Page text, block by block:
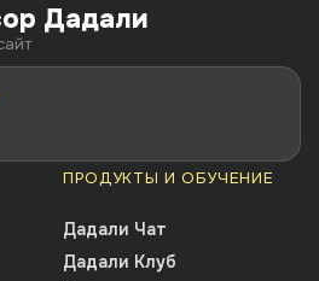
Дадали
ПРОДУКТЫ И ОБУЧЕНИЕ
Дадали Чат
Дадали Клуб